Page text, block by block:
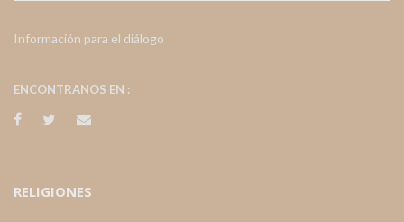
Información para el diálogo
ENCONTRANOS EN :
RELIGIONES